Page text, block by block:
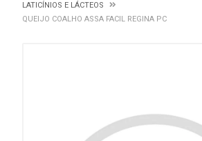
LATICÍNIOS E LÁCTEOS
QUEIJO COALHO ASSA FACIL REGINA PC